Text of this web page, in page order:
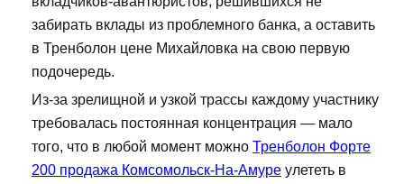
забирать вклады из проблемного банка, а оставить
в Тренболон цене Михайловка на свою первую
подочередь.
Из-за зрелищной и узкой трассы каждому участнику
требовалась постоянная концентрация — мало
того, что в любой момент можно Тренболон Форте
200 продажа Комсомольск-На-Амуре улететь в